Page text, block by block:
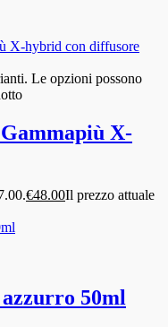
Le opzioni possono
X-
€48.00Il prezzo attuale
50ml